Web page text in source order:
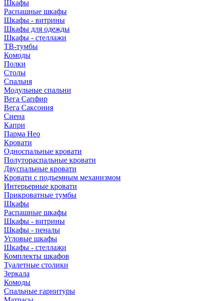
Шкафы
Распашные шкафы
Шкафы - витрины
Шкафы для одежды
Шкафы - стеллажи
ТВ-тумбы
Комоды
Полки
Столы
Спальня
Модульные спальни
Вега Сапфир
Вега Саксония
Сиена
Капри
Парма Нео
Кровати
Односпальные кровати
Полутораспальные кровати
Двуспальные кровати
Кровати с подъемным механизмом
Интерьерные кровати
Прикроватные тумбы
Шкафы
Распашные шкафы
Шкафы - витрины
Шкафы - пеналы
Угловые шкафы
Шкафы - стеллажи
Комплекты шкафов
Туалетные столики
Зеркала
Комоды
Спальные гарнитуры